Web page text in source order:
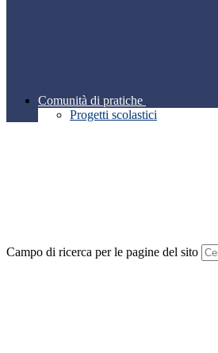
Comunità di pratiche
Progetti scolastici
Campo di ricerca per le pagine del sito